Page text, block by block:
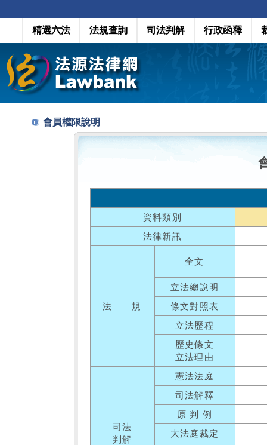
精選六法 法規查詢 司法判解 行政函釋
會員權限說明
資料類別
法律新訊
法 規
全文
立法總說明
條文對照表
立法歷程
歷史條文
立法理由
司法
判解
憲法法庭
司法解釋
原 判 例
大法庭裁定